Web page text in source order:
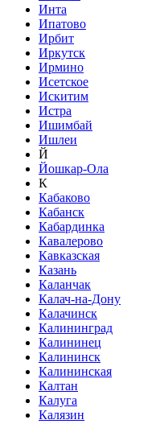
Инта
Ипатово
Ирбит
Иркутск
Ирмино
Исетское
Искитим
Истра
Ишимбай
Ишлеи
Й
Йошкар-Ола
К
Кабаково
Кабанск
Кабардинка
Кавалерово
Кавказская
Казань
Каланчак
Калач-на-Дону
Калачинск
Калининград
Калининец
Калининск
Калининская
Калтан
Калуга
Калязин